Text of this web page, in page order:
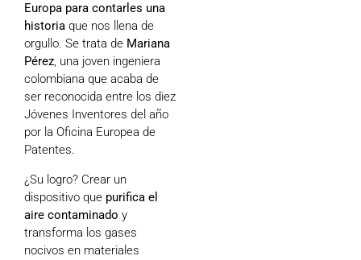
Europa para contarles una
historia que nos llena de
orgullo. Se trata de Mariana
Pérez, una joven ingeniera
colombiana que acaba de
ser reconocida entre los diez
Jóvenes Inventores del año
por la Oficina Europea de
Patentes.
¿Su logro? Crear un
dispositivo que purifica el
aire contaminado y
transforma los gases
nocivos en materiales